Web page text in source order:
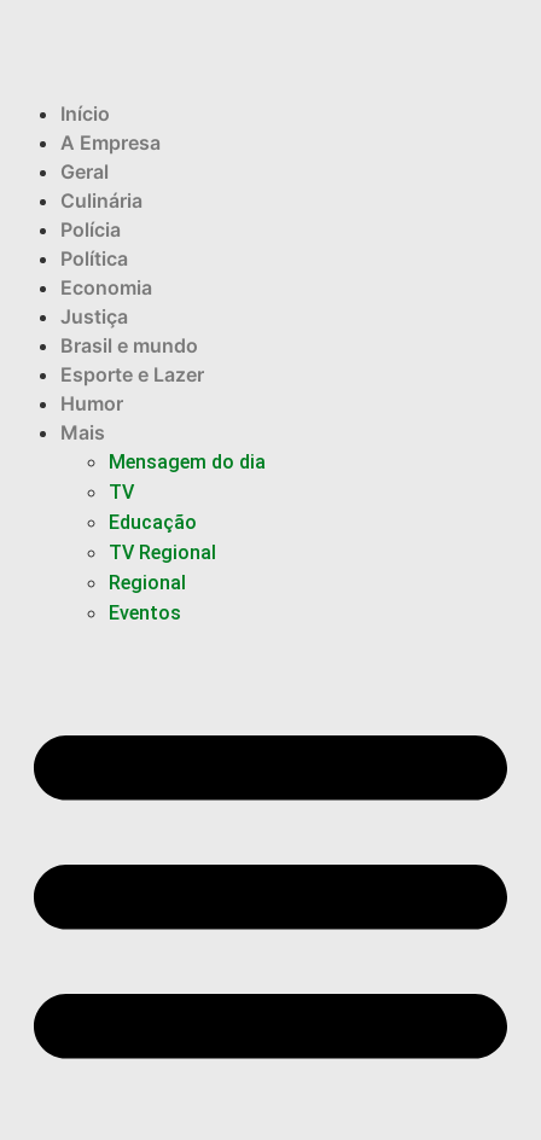
Início
A Empresa
Geral
Culinária
Polícia
Política
Economia
Justiça
Brasil e mundo
Esporte e Lazer
Humor
Mais
Mensagem do dia
TV
Educação
TV Regional
Regional
Eventos